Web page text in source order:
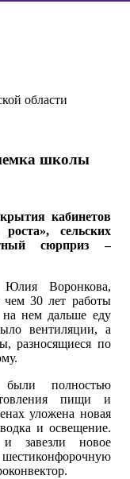
области
школы
кабинетов
сельских
сюрприз –
Юлия Воронкова,
чем 30 лет работы
на нем дальше еду
вентиляции, а
разносящиеся по
полностью
пищи и
уложена новая
и освещение.
завезли новое